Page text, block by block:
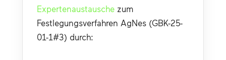
Expertenaustausche zum
Festlegungsverfahren AgNes (GBK-25-
01-1#3) durch: